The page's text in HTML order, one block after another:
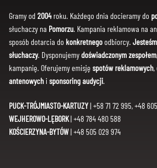
Gramy od 2004roku. Każdego dnia docieramy do
słuchaczy na Pomorzu. Kampania reklamowa na
sposób dotarcia dokonkretnegoodbiorcy.
słuchaczy. Dysponujemydoświadczonym zespołem
kampanię. Oferujemy emisję spotów reklamowych,
antenowychi sponsoring audycji.
PUCK-TRÓJMIASTO-KARTUZY| +58 71 72 995, +48
WEJHEROWO-LĘBORK| +48 784 480 588
KOŚCIERZYNA-BYTÓW| +48 505 029 974